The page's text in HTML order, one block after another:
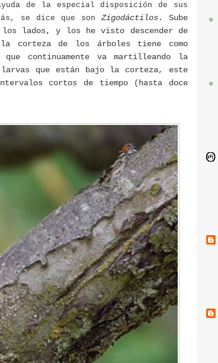
de la especial disposición de sus
se dice que sonZigodáctilos. Sube
los lados, y los he visto descender de
la corteza de los árboles tiene como
continuamente va martilleando la
que están bajo la corteza, este
cortos de tiempo (hasta doce